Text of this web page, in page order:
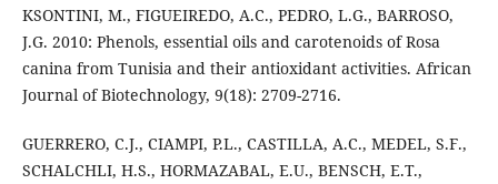
KSONTINI, M., FIGUEIREDO, A.C., PEDRO, L.G., BARROSO,
J.G. 2010: Phenols, essential oils and carotenoids of Rosa
canina from Tunisia and their antioxidant activities. African
Journal of Biotechnology, 9(18): 2709-2716.
GUERRERO, C.J., CIAMPI, P.L., CASTILLA, A.C., MEDEL, S.F.,
SCHALCHLI, H.S., HORMAZABAL, E.U., BENSCH, E.T.,